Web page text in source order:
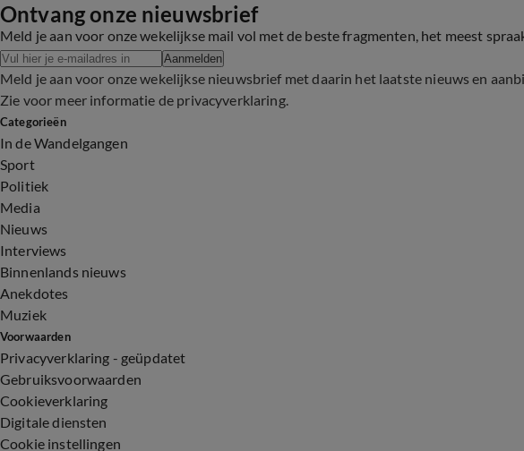
Ontvang onze nieuwsbrief
Meld je aan voor onze wekelijkse mail vol met de beste fragmenten, het meest
Aanmelden
Meld je aan voor onze wekelijkse nieuwsbrief met daarin het laatste nieuws en
Zie voor meer informatie de privacyverklaring.
Categorieën
In de Wandelgangen
Sport
Politiek
Media
Nieuws
Interviews
Binnenlands nieuws
Anekdotes
Muziek
Voorwaarden
Privacyverklaring - geüpdatet
Gebruiksvoorwaarden
Cookieverklaring
Digitale diensten
Cookie instellingen